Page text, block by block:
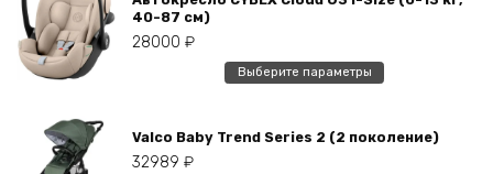
Опции
на
40-87 см)
28000 ₽
Выберите параметры
Этот
несколько
Valco Baby Trend Series 2 (2 поколение)
32989 ₽